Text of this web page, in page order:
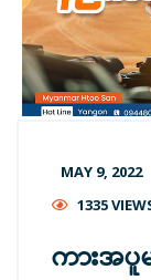
MAY 9, 2022
1335
ကားအပူ